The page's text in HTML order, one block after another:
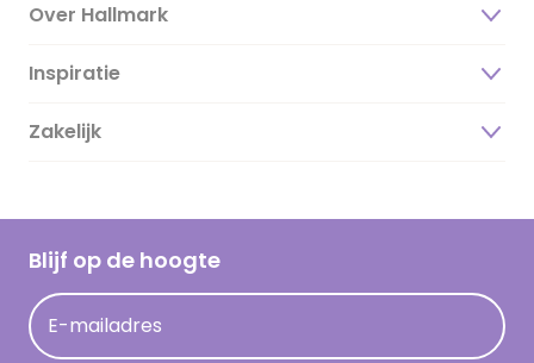
Over Hallmark
Over ons
Duurzaamheid
Hallmark Kaartclub
Acties
Persberichten
Inspiratie
Magazine
Cadeau inspiratie
Op kamp gedichten en versjes
Leuke en grappige op kamp teksten
kamppost inspiratie
Zakelijk
Blijf op de hoogte
E-mailadres